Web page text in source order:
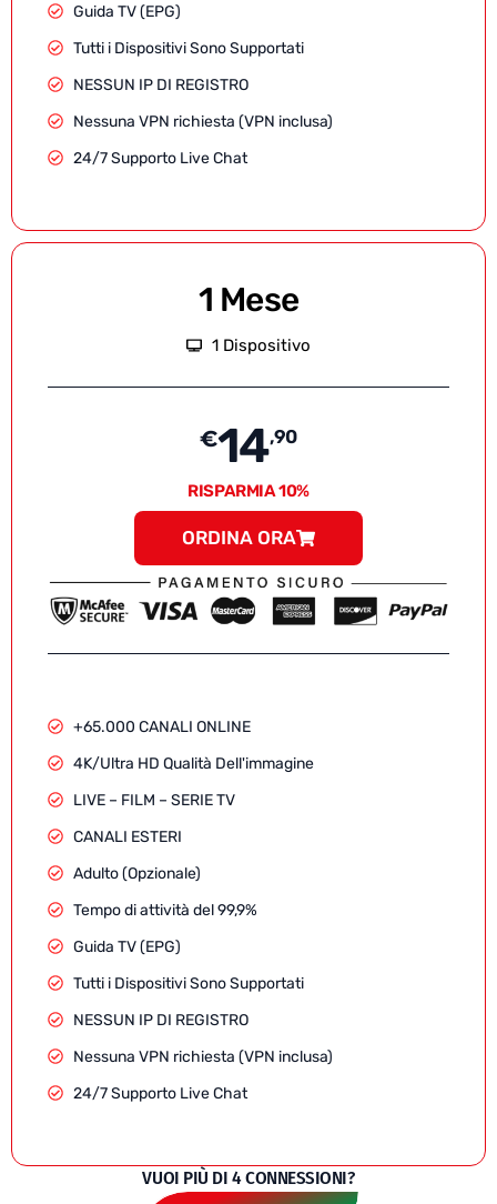
Guida TV (EPG)
Tutti i Dispositivi Sono Supportati
NESSUN IP DI REGISTRO
Nessuna VPN richiesta (VPN inclusa)
24/7 Supporto Live Chat
1 Mese
1 Dispositivo
€14,90
RISPARMIA 10%
ORDINA ORA
+65.000 CANALI ONLINE
4K/Ultra HD Qualità Dell'immagine
LIVE – FILM – SERIE TV
CANALI ESTERI
Adulto (Opzionale)
Tempo di attività del 99,9%
Guida TV (EPG)
Tutti i Dispositivi Sono Supportati
NESSUN IP DI REGISTRO
Nessuna VPN richiesta (VPN inclusa)
24/7 Supporto Live Chat
VUOI PIÙ DI 4 CONNESSIONI?